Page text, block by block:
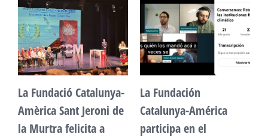
La Fundació Catalunya-
Amèrica Sant Jeroni de
la Murtra felicita a
La Fundación
Catalunya-América
participa en el